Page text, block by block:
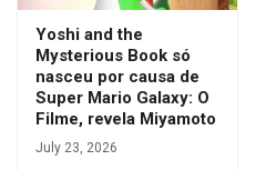
Yoshi and the
Mysterious Book só
nasceu por causa de
Super Mario Galaxy: O
Filme, revela Miyamoto
July 23, 2026